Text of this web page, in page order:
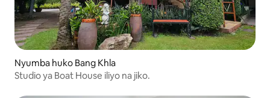
Nyumba huko Bang Khla
Studio ya Boat House iliyo na jiko.